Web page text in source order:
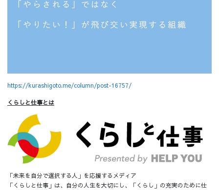
https://kurashigoto.me/column/post-16757/
くらしと仕事​とは
「未来を自分で選択する人」を応援するメディア
「くらしと仕事」は、自分の人生を大切にし、「くらし」の充実のために仕